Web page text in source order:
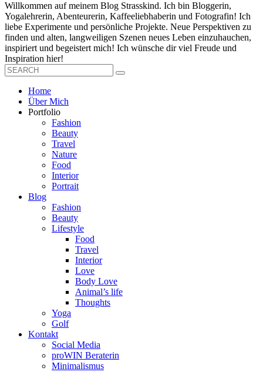
Willkommen auf meinem Blog Strasskind. Ich bin Bloggerin,
Yogalehrerin, Abenteurerin, Kaffeeliebhaberin und Fotografin! Ich
liebe Experimente und persönliche Projekte. Neue Perspektiven zu
finden und alten, langweiligen Szenen neues Leben einzuhauchen,
inspiriert und begeistert mich! Ich wünsche dir viel Freude und
Inspiration hier!
Home
Über Mich
Portfolio
Fashion
Beauty
Travel
Nature
Food
Interior
Portrait
Blog
Fashion
Beauty
Lifestyle
Food
Travel
Interior
Love
Body Love
Animal’s life
Thoughts
Yoga
Golf
Kontakt
Social Media
proWIN Beraterin
Minimalismus